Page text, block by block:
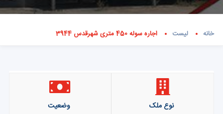
خانه لیست اجاره سوله 450 متری شهرقدس 3944
نوع ملک وضعیت